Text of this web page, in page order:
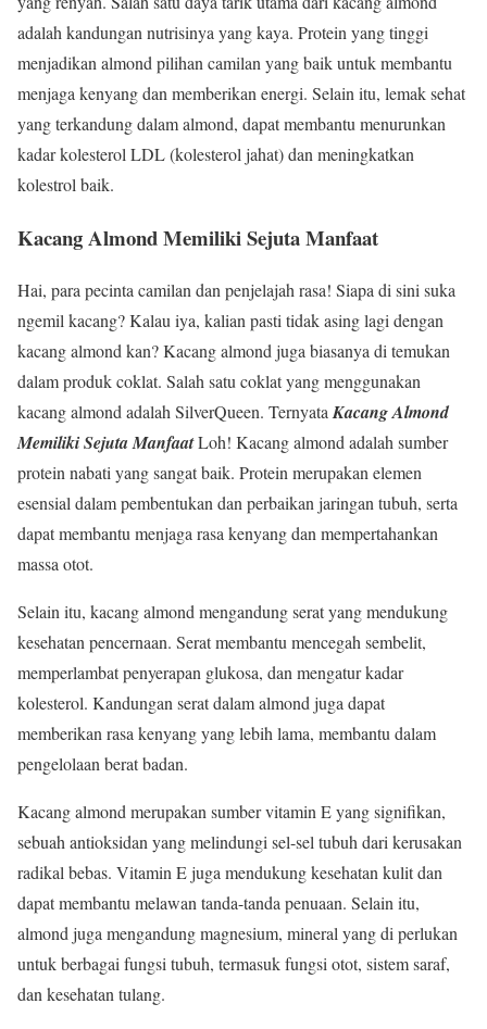
adalah kandungan nutrisinya yang kaya. Protein yang tinggi
menjadikan almond pilihan camilan yang baik untuk membantu
menjaga kenyang dan memberikan energi. Selain itu, lemak sehat
yang terkandung dalam almond, dapat membantu menurunkan
kadar kolesterol LDL (kolesterol jahat) dan meningkatkan
kolestrol baik.
Kacang Almond Memiliki Sejuta Manfaat
Hai, para pecinta camilan dan penjelajah rasa! Siapa di sini suka
ngemil kacang? Kalau iya, kalian pasti tidak asing lagi dengan
kacang almond kan? Kacang almond juga biasanya di temukan
dalam produk coklat. Salah satu coklat yang menggunakan
kacang almond adalah SilverQueen. TernyataKacang Almond
Memiliki Sejuta ManfaatLoh! Kacang almond adalah sumber
protein nabati yang sangat baik. Protein merupakan elemen
esensial dalam pembentukan dan perbaikan jaringan tubuh, serta
dapat membantu menjaga rasa kenyang dan mempertahankan
massa otot.
Selain itu, kacang almond mengandung serat yang mendukung
kesehatan pencernaan. Serat membantu mencegah sembelit,
memperlambat penyerapan glukosa, dan mengatur kadar
kolesterol. Kandungan serat dalam almond juga dapat
memberikan rasa kenyang yang lebih lama, membantu dalam
pengelolaan berat badan.
Kacang almond merupakan sumber vitamin E yang signifikan,
sebuah antioksidan yang melindungi sel-sel tubuh dari kerusakan
radikal bebas. Vitamin E juga mendukung kesehatan kulit dan
dapat membantu melawan tanda-tanda penuaan. Selain itu,
almond juga mengandung magnesium, mineral yang di perlukan
untuk berbagai fungsi tubuh, termasuk fungsi otot, sistem saraf,
dan kesehatan tulang.